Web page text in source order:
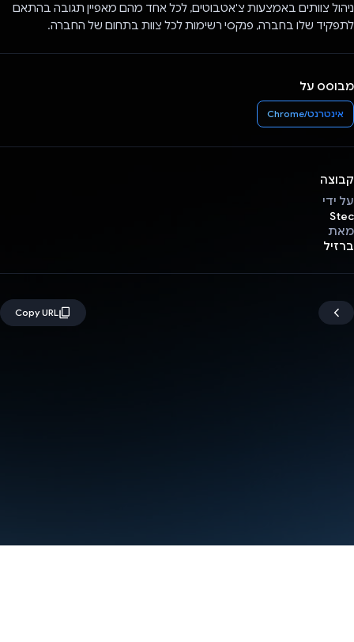
ניהול צוותים באמצעות צ'אטבוטים, לכל אחד מהם מאפיין תגובה בהתאם
לתפקיד שלו בחברה, פנקסי רשימות לכל צוות בתחום של החברה.
מבוסס על
אינטרנט/Chrome
קבוצה
על ידי
Stec
מאת
ברזיל